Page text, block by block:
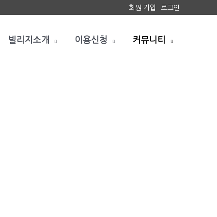
회원 가입 로그인
빌리지소개 이용신청 커뮤니티